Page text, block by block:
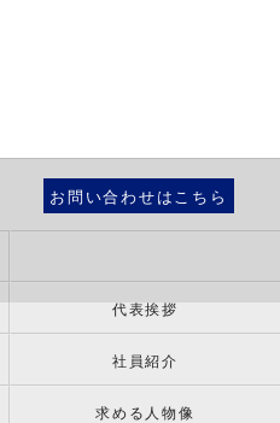
お問い合わせはこちら
代表挨拶
社員紹介
求める人物像